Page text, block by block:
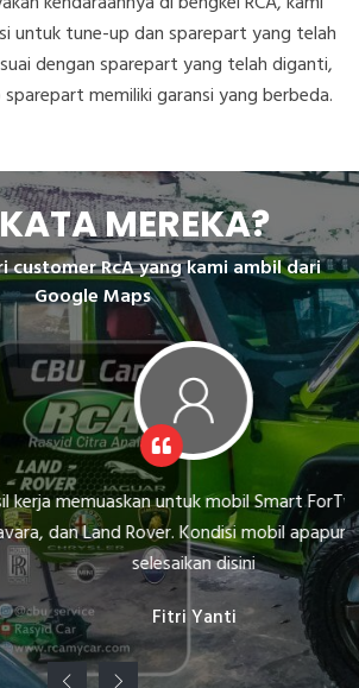
untuk tune-up dan sparepart yang telah
dengan sparepart yang telah diganti,
memiliki garansi yang berbeda.
MEREKA?
customer RcA yang kami ambil dari
Google Maps
untuk mobil Smart ForTwo saya,
Rover. Kondisi mobil apapun bisa di
selesaikan disini
Fitri Yanti